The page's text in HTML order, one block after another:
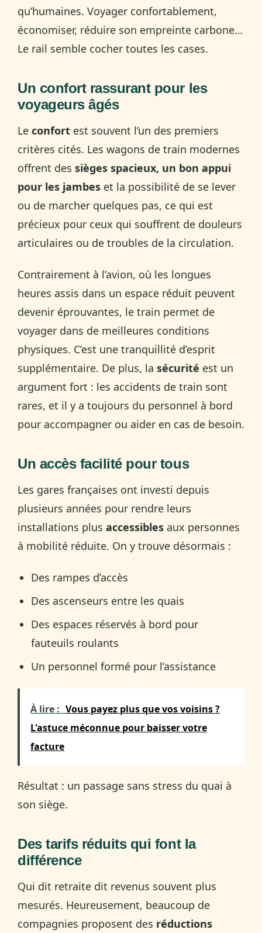
qu’humaines. Voyager confortablement,
économiser, réduire son empreinte carbone…
Le rail semble cocher toutes les cases.
Un confort rassurant pour les
voyageurs âgés
Le confort est souvent l’un des premiers
critères cités. Les wagons de train modernes
offrent des sièges spacieux, un bon appui
pour les jambes et la possibilité de se lever
ou de marcher quelques pas, ce qui est
précieux pour ceux qui souffrent de douleurs
articulaires ou de troubles de la circulation.
Contrairement à l’avion, où les longues
heures assis dans un espace réduit peuvent
devenir éprouvantes, le train permet de
voyager dans de meilleures conditions
physiques. C’est une tranquillité d’esprit
supplémentaire. De plus, la sécurité est un
argument fort : les accidents de train sont
rares, et il y a toujours du personnel à bord
pour accompagner ou aider en cas de besoin.
Un accès facilité pour tous
Les gares françaises ont investi depuis
plusieurs années pour rendre leurs
installations plus accessibles aux personnes
à mobilité réduite. On y trouve désormais :
Des rampes d’accès
Des ascenseurs entre les quais
Des espaces réservés à bord pour
fauteuils roulants
Un personnel formé pour l’assistance
À lire : Vous payez plus que vos voisins ?
L'astuce méconnue pour baisser votre
facture
Résultat : un passage sans stress du quai à
son siège.
Des tarifs réduits qui font la
différence
Qui dit retraite dit revenus souvent plus
mesurés. Heureusement, beaucoup de
compagnies proposent des réductions